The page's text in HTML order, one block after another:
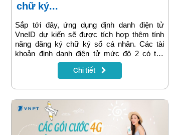
chữ ký...
Sắp tới đây, ứng dụng định danh điện tử
VneID dự kiến sẽ được tích hợp thêm tính
năng đăng ký chữ ký số cá nhân. Các tài
khoản định danh điện tử mức độ 2 có thể
đăng ký cấp chữ ký số an toàn, tiện lợi và
nhanh chóng ngay trên ứng dụng VneID.
Chi tiết